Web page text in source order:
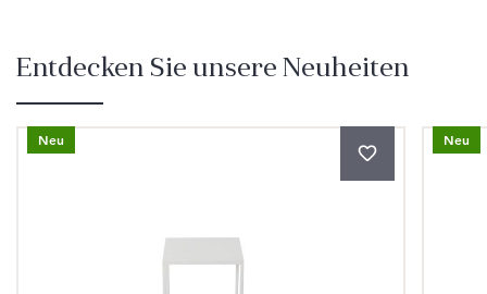
Produktgalerie überspringen
Entdecken Sie unsere Neuheiten
Neu Neu